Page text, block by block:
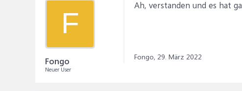
F
Fongo
Neuer User
Ah, verstanden und es hat
Fongo, 29. März 2022